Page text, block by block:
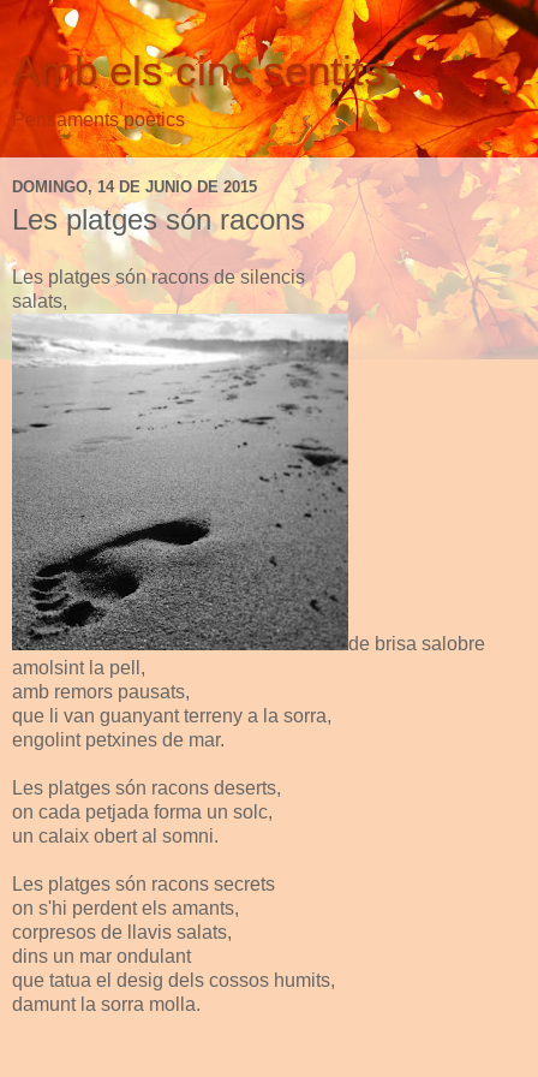
Amb els cinc sentits
Pensaments poètics
DOMINGO, 14 DE JUNIO DE 2015
Les platges són racons
Les platges són racons de silencis
salats,
de brisa salobre
amolsint la pell,
amb remors pausats,
que li van guanyant terreny a la sorra,
engolint petxines de mar.
Les platges són racons deserts,
on cada petjada forma un solc,
un calaix obert al somni.
Les platges són racons secrets
on s'hi perdent els amants,
corpresos de llavis salats,
dins un mar ondulant
que tatua el desig dels cossos humits,
damunt la sorra molla.